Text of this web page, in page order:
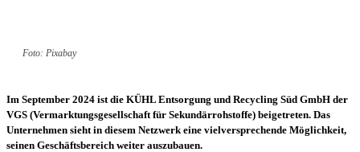
Foto: Pixabay
Im September 2024 ist die KÜHL Entsorgung und Recycling Süd GmbH der
VGS (Vermarktungsgesellschaft für Sekundärrohstoffe) beigetreten. Das
Unternehmen sieht in diesem Netzwerk eine vielversprechende Möglichkeit,
seinen Geschäftsbereich weiter auszubauen.